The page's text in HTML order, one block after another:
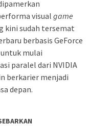
visual game
kini sudah tersemat
berbasis GeForce
untuk mulai
paralel dari NVIDIA
berkarier menjadi
depan.